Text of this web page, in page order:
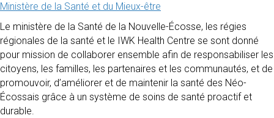
Ministère de la Santé et du Mieux-être
Le ministère de la Santé de la Nouvelle-Écosse, les régies
régionales de la santé et le IWK Health Centre se sont donné
pour mission de collaborer ensemble afin de responsabiliser les
citoyens, les familles, les partenaires et les communautés, et de
promouvoir, d’améliorer et de maintenir la santé des Néo-
Écossais grâce à un système de soins de santé proactif et
durable.